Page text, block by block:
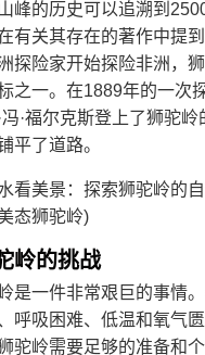
峰的历史可以追溯到
有关其存在的著作中提
探险家开始探险非洲，
之一。在1889年的一次
冯·福尔克斯登上了狮驼
平了道路。
岭的挑战
是一件非常艰巨的事情
呼吸困难、低温和氧气
驼岭需要足够的准备和